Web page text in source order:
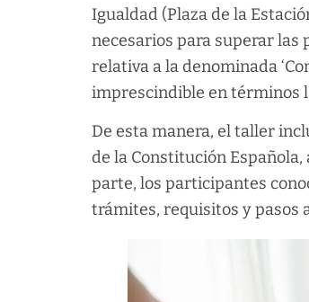
Igualdad (Plaza de la
necesarios para superar las
relativa a la denominada
imprescindible en términos
De esta manera, el taller
de la Constitución
parte, los participantes
trámites, requisitos y pasos